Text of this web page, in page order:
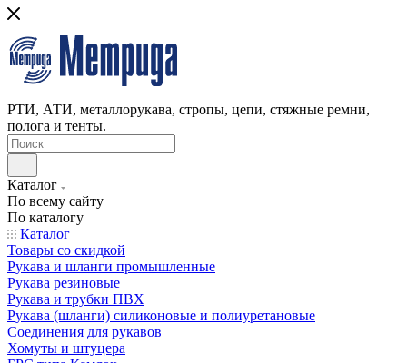
РТИ, АТИ, металлорукава, стропы, цепи, стяжные ремни,
полога и тенты.
Каталог
По всему сайту
По каталогу
Каталог
Товары со скидкой
Рукава и шланги промышленные
Рукава резиновые
Рукава и трубки ПВХ
Рукава (шланги) силиконовые и полиуретановые
Соединения для рукавов
Хомуты и штуцера